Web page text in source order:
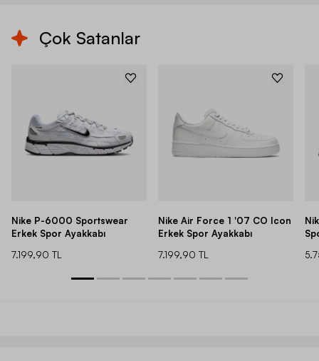
Çok Satanlar
Nike P-6000 Sportswear
Erkek Spor Ayakkabı
7.199,90 TL
Nike Air Force 1 '07 CO Icon
Erkek Spor Ayakkabı
7.199,90 TL